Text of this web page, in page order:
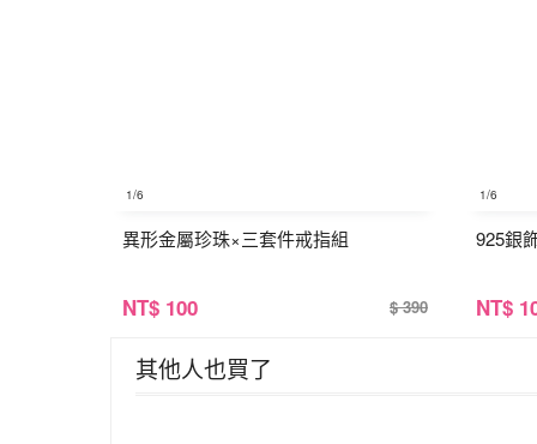
1/6
異形金屬珍珠×三套件戒指組
NT$ 100 $ 390
1/6
925銀
NT$
其他人也買了